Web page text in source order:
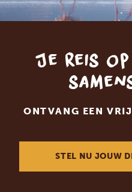
Je reis
ONTVANG EEN
STEL NU JOUW